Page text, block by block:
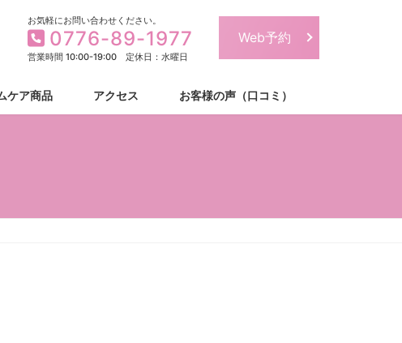
お気軽にお問い合わせください。
0776-89-1977
営業時間 10:00-19:00 定休日：水曜日
Web予約
ケア商品 アクセス お客様の声（口コミ）